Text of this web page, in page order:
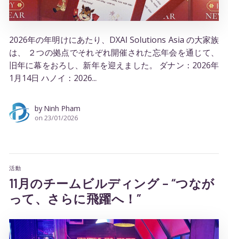
2026年の年明けにあたり、DXAI Solutions Asia の大家族
は、 ２つの拠点でそれぞれ開催された忘年会を通じて、
旧年に幕をおろし、新年を迎えました。 ダナン：2026年
1月14日 ハノイ：2026...
by Ninh Pham
on 23/01/2026
活動
11月のチームビルディング – “つなが
って、さらに飛躍へ！”